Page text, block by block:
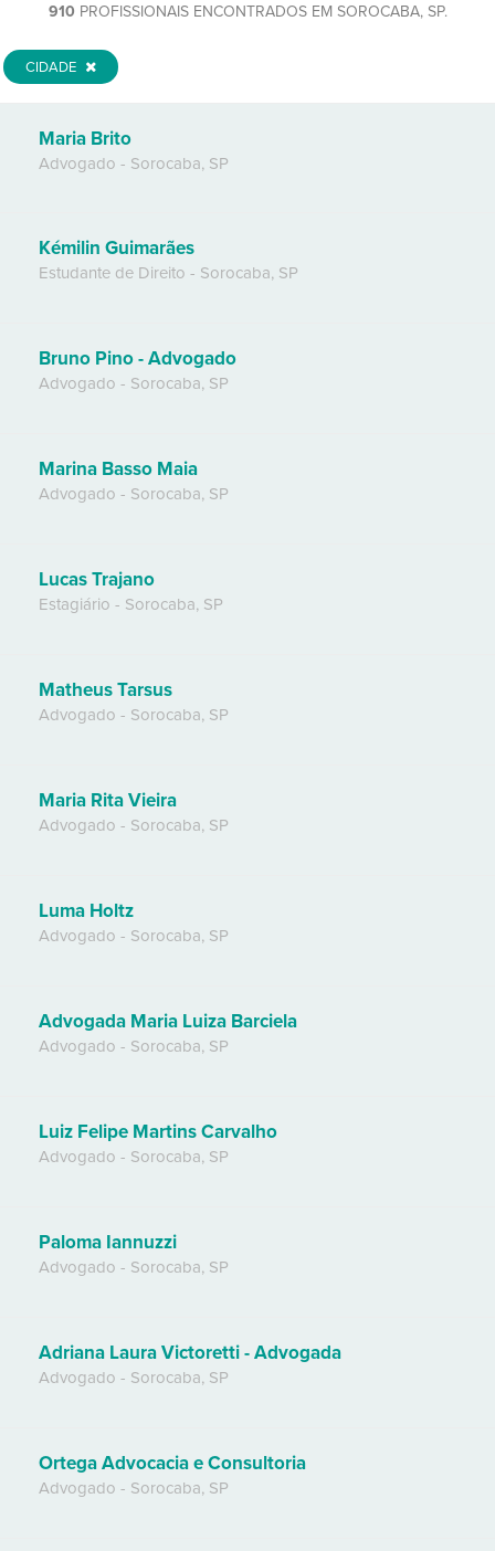
910 PROFISSIONAIS ENCONTRADOS EM SOROCABA, SP.
CIDADE
Maria Brito
Advogado - Sorocaba, SP
Kémilin Guimarães
Estudante de Direito - Sorocaba, SP
Bruno Pino - Advogado
Advogado - Sorocaba, SP
Marina Basso Maia
Advogado - Sorocaba, SP
Lucas Trajano
Estagiário - Sorocaba, SP
Matheus Tarsus
Advogado - Sorocaba, SP
Maria Rita Vieira
Advogado - Sorocaba, SP
Luma Holtz
Advogado - Sorocaba, SP
Advogada Maria Luiza Barciela
Advogado - Sorocaba, SP
Luiz Felipe Martins Carvalho
Advogado - Sorocaba, SP
Paloma Iannuzzi
Advogado - Sorocaba, SP
Adriana Laura Victoretti - Advogada
Advogado - Sorocaba, SP
Ortega Advocacia e Consultoria
Advogado - Sorocaba, SP